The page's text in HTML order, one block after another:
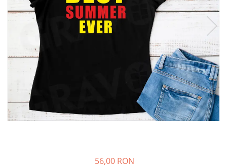
Body bebelusi personalizate
Perne personalizate
Plusuri personalizate
Agende personalizate
Etichete pentru sticla de vin
Cadouri Personalizate Unice
Sorturi Personalizate
Cadouri pentru Doctori
Cadouri Pensionare
Cadouri Profesori
56,00 RON